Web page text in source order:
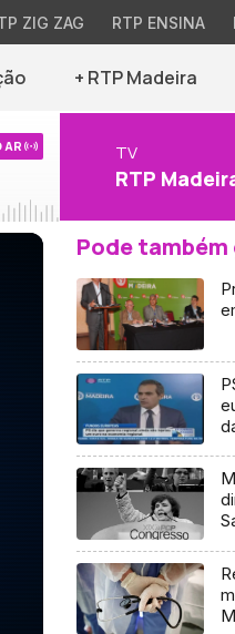
ZIG ZAG RTP ENSINA
+ RTP Madeira
AR TV
RTP
Pode